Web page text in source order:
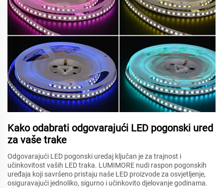
Kako odabrati odgovarajući LED pogonski ured
za vaše trake
Odgovarajući LED pogonski uredaj ključan je za trajnost i
učinkovitost vaših LED traka. LUMIMORE nudi raspon pogonskih
uređaja koji savršeno pristaju naše LED proizvode za osvjetljenje,
osiguravajući jednoliko, sigurno i učinkovito djelovanje godinama.